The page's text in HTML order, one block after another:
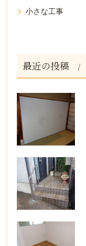
小さな工事
最近の投稿